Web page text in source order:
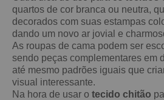
quartos de cor branca ou neutra,
decorados com suas estampas
dando um novo ar jovial e
As roupas de cama podem ser
sendo peças complementares em
até mesmo padrões iguais que
visual interessante.
Na hora de usar o tecido chitão